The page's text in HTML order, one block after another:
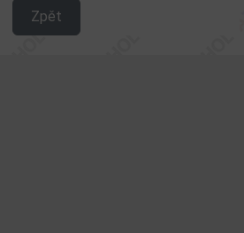
Zpět